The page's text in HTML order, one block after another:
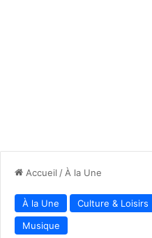
Accueil / À la Une
À la Une Culture & Loisirs
Musique